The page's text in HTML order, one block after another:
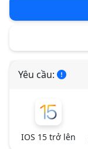
Yêu cầu:
IOS 15 trở lên